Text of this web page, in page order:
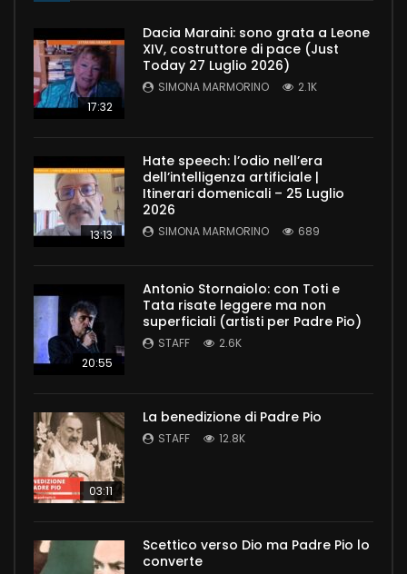
17:32
Dacia Maraini: sono grata a Leone
XIV, costruttore di pace (Just
Today 27 Luglio 2026)
SIMONA MARMORINO 2.1K
13:13
Hate speech: l’odio nell’era
dell’intelligenza artificiale |
Itinerari domenicali – 25 Luglio
2026
SIMONA MARMORINO 689
20:55
Antonio Stornaiolo: con Toti e
Tata risate leggere ma non
superficiali (artisti per Padre Pio)
STAFF 2.6K
03:11
La benedizione di Padre Pio
STAFF 12.8K
Scettico verso Dio ma Padre Pio lo
converte